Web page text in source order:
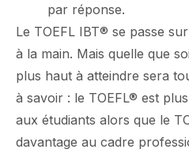
par réponse.
Le TOEFL IBT® se passe
à la main. Mais quelle que
plus haut à atteindre sera
à savoir : le TOEFL® est
aux étudiants alors que le
davantage au cadre